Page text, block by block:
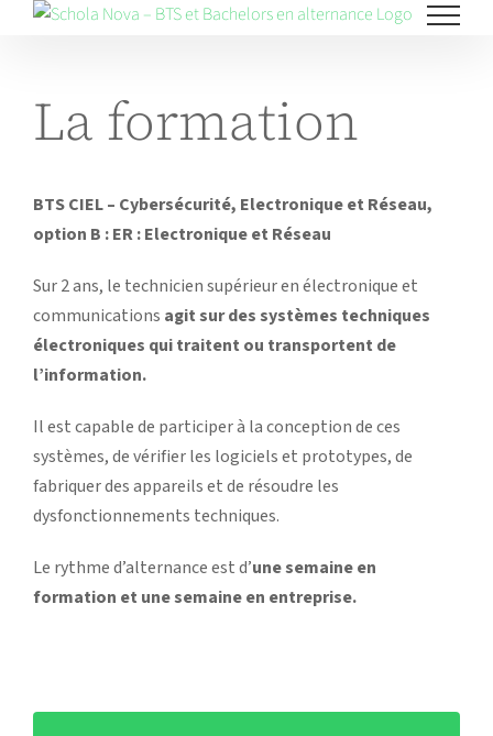
La formation
BTS CIEL – Cybersécurité, Electronique et Réseau,
option B : ER : Electronique et Réseau
Sur 2 ans, le technicien supérieur en électronique et
communications agit sur des systèmes techniques
électroniques qui traitent ou transportent de
l’information.
Il est capable de participer à la conception de ces
systèmes, de vérifier les logiciels et prototypes, de
fabriquer des appareils et de résoudre les
dysfonctionnements techniques.
Le rythme d’alternance est d’une semaine en
formation et une semaine en entreprise.